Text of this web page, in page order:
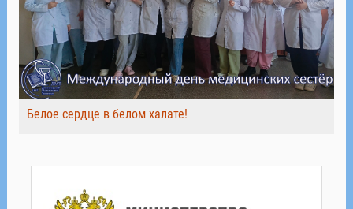
Белое сердце в белом халате!